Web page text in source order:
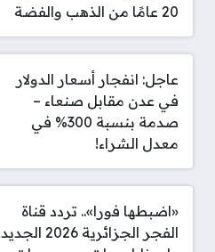
20 عامًا من الذهب والفضة
عاجل: انفجار أسعار الدولار
في عدن مقابل صنعاء –
صدمة بنسبة 300% في
معدل الشراء!
«اضبطها فورا».. تردد قناة
الفجر الجزائرية 2026 الجديد